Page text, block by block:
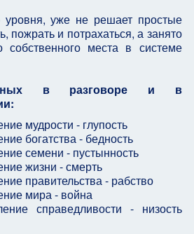
уровня, уже не решает простые
пожрать и потрахаться, а занято
собственного места в системе
в разговоре и в
мудрости - глупость
богатства - бедность
семени - пустынность
жизни - смерть
правительства - рабство
мира - война
справедливости - низость